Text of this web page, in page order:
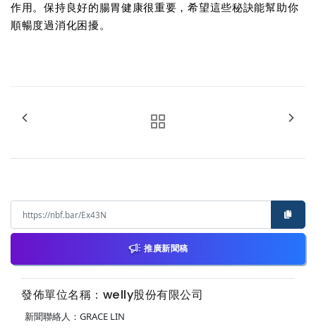
作用。保持良好的腸胃健康很重要，希望這些秘訣能幫助你
順暢度過消化困擾。
推廣新聞稿
發佈單位名稱：welly股份有限公司
新聞聯絡人：GRACE LIN